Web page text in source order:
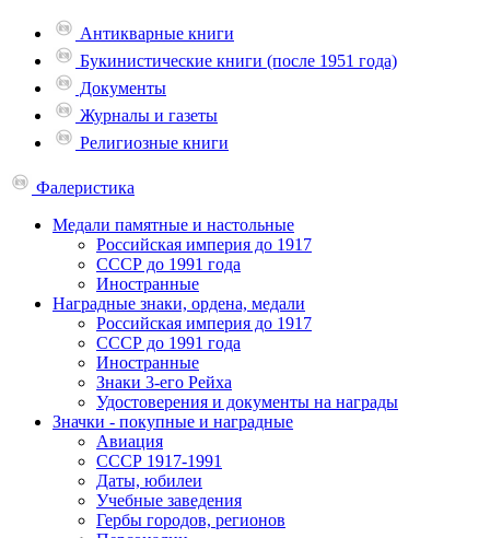
Антикварные книги
Букинистические книги (после 1951 года)
Документы
Журналы и газеты
Религиозные книги
Фалеристика
Медали памятные и настольные
Российская империя до 1917
СССР до 1991 года
Иностранные
Наградные знаки, ордена, медали
Российская империя до 1917
СССР до 1991 года
Иностранные
Знаки 3-его Рейха
Удостоверения и документы на награды
Значки - покупные и наградные
Авиация
СССР 1917-1991
Даты, юбилеи
Учебные заведения
Гербы городов, регионов